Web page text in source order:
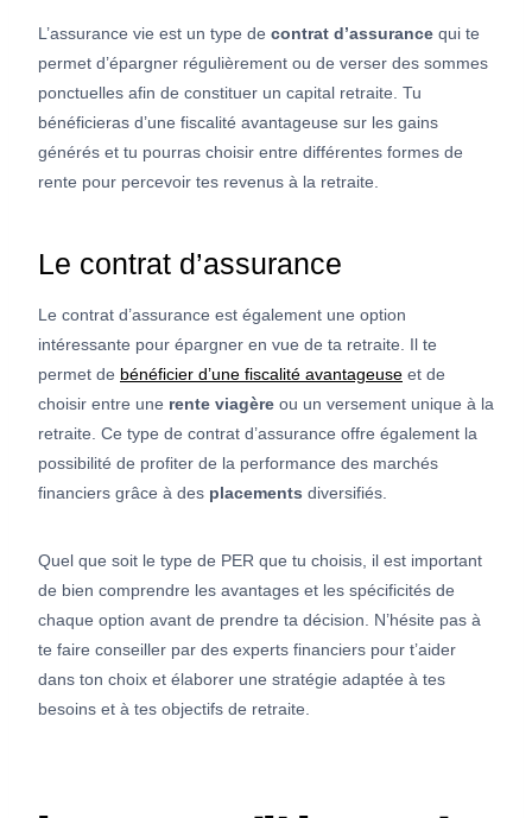
L’assurance vie est un type de contrat d’assurance qui te
permet d’épargner régulièrement ou de verser des sommes
ponctuelles afin de constituer un capital retraite. Tu
bénéficieras d’une fiscalité avantageuse sur les gains
générés et tu pourras choisir entre différentes formes de
rente pour percevoir tes revenus à la retraite.
Le contrat d’assurance
Le contrat d’assurance est également une option
intéressante pour épargner en vue de ta retraite. Il te
permet de bénéficier d’une fiscalité avantageuse et de
choisir entre une rente viagère ou un versement unique à la
retraite. Ce type de contrat d’assurance offre également la
possibilité de profiter de la performance des marchés
financiers grâce à des placements diversifiés.
Quel que soit le type de PER que tu choisis, il est important
de bien comprendre les avantages et les spécificités de
chaque option avant de prendre ta décision. N’hésite pas à
te faire conseiller par des experts financiers pour t’aider
dans ton choix et élaborer une stratégie adaptée à tes
besoins et à tes objectifs de retraite.